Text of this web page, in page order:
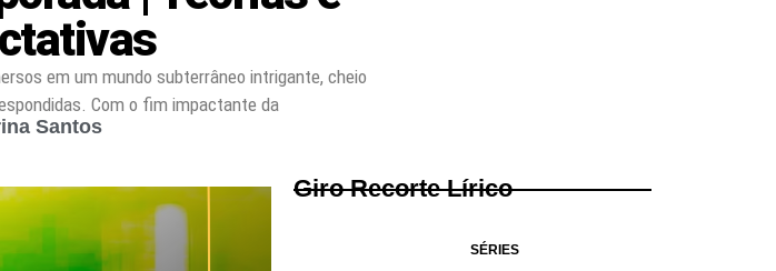
em um mundo subterrâneo intrigante, cheio
Com o fim impactante da
Santos
Giro Recorte Lírico
SÉRIES